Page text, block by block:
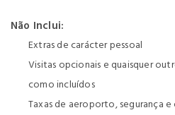
Não Inclui:
Extras de carácter pessoal
Visitas opcionais e quaisquer
como incluídos
Taxas de aeroporto, segurança